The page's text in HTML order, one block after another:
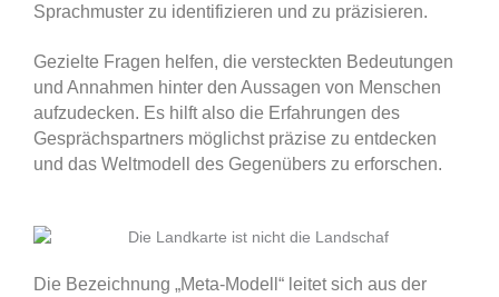
Sprachmuster zu identifizieren und zu präzisieren.
Gezielte Fragen helfen, die versteckten Bedeutungen
und Annahmen hinter den Aussagen von Menschen
aufzudecken. Es hilft also die Erfahrungen des
Gesprächspartners möglichst präzise zu entdecken
und das Weltmodell des Gegenübers zu erforschen.
Die Bezeichnung „Meta-Modell“ leitet sich aus der